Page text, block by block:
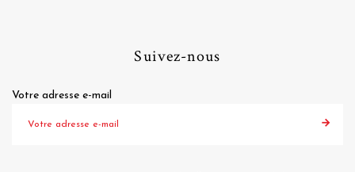
Suivez-nous
Votre adresse e-mail